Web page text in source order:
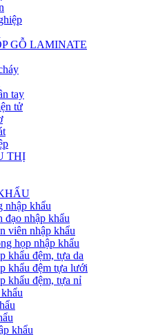
GỖ LAMINATE
tay
tử
THỊ
nhập khẩu
đạo nhập khẩu
viên nhập khẩu
họp nhập khẩu
khẩu đệm, tựa da
khẩu đệm tựa lưới
khẩu đệm, tựa nỉ
khẩu